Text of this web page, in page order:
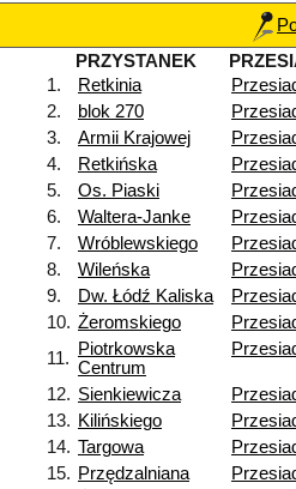
PRZYSTANEK
1.
Retkinia
2. blok 270
3. Armii Krajowej
4. Retkińska
5. Os. Piaski
6. Waltera-Janke
7. Wróblewskiego
8. Wileńska
9. Dw. Łódź Kaliska
10. Żeromskiego
11.
Piotrkowska
Centrum
12. Sienkiewicza
13. Kilińskiego
14. Targowa
15. Przędzalniana